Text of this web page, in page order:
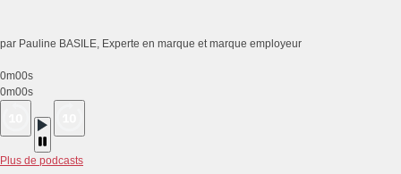
par Pauline BASILE, Experte en marque et marque employeur
0m00s
0m00s
Plus de podcasts